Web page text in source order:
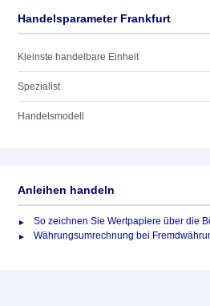
Handelsparameter Frankfurt
Kleinste handelbare Einheit
Spezialist
Handelsmodell
Anleihen handeln
So zeichnen Sie Wertpapiere über die
Währungsumrechnung bei